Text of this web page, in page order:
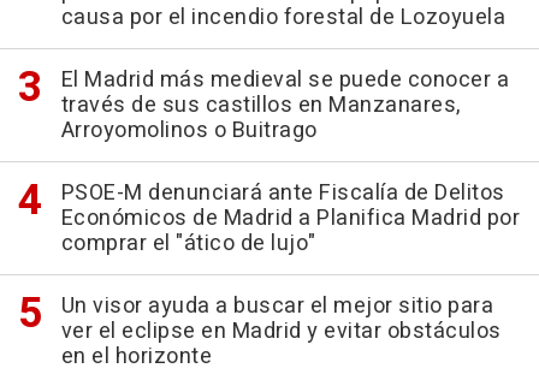
causa por el incendio forestal de Lozoyuela
El Madrid más medieval se puede conocer a
través de sus castillos en Manzanares,
Arroyomolinos o Buitrago
PSOE-M denunciará ante Fiscalía de Delitos
Económicos de Madrid a Planifica Madrid por
comprar el "ático de lujo"
Un visor ayuda a buscar el mejor sitio para
ver el eclipse en Madrid y evitar obstáculos
en el horizonte